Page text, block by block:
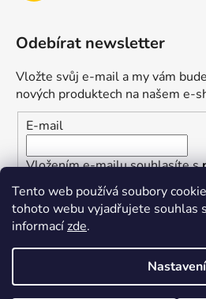
Tento web používá soubory
tohoto webu vyjadřujete souhlas
informacízde.
Nastavení
Odebírat newsletter
Vložte svůj e-mail a my vám
nových produktech na našem e-
E-mail
Vložením e-mailu souhlasíte s
osobních údajů
PŘIHLÁSIT SE